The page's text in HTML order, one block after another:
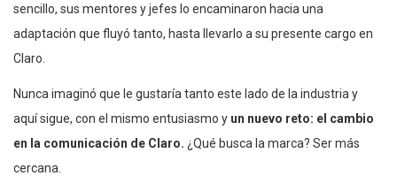
sencillo, sus mentores y jefes lo encaminaron hacia una
adaptación que fluyó tanto, hasta llevarlo a su presente cargo en
Claro.
Nunca imaginó que le gustaría tanto este lado de la industria y
aquí sigue, con el mismo entusiasmo y un nuevo reto: el cambio
en la comunicación de Claro. ¿Qué busca la marca? Ser más
cercana.